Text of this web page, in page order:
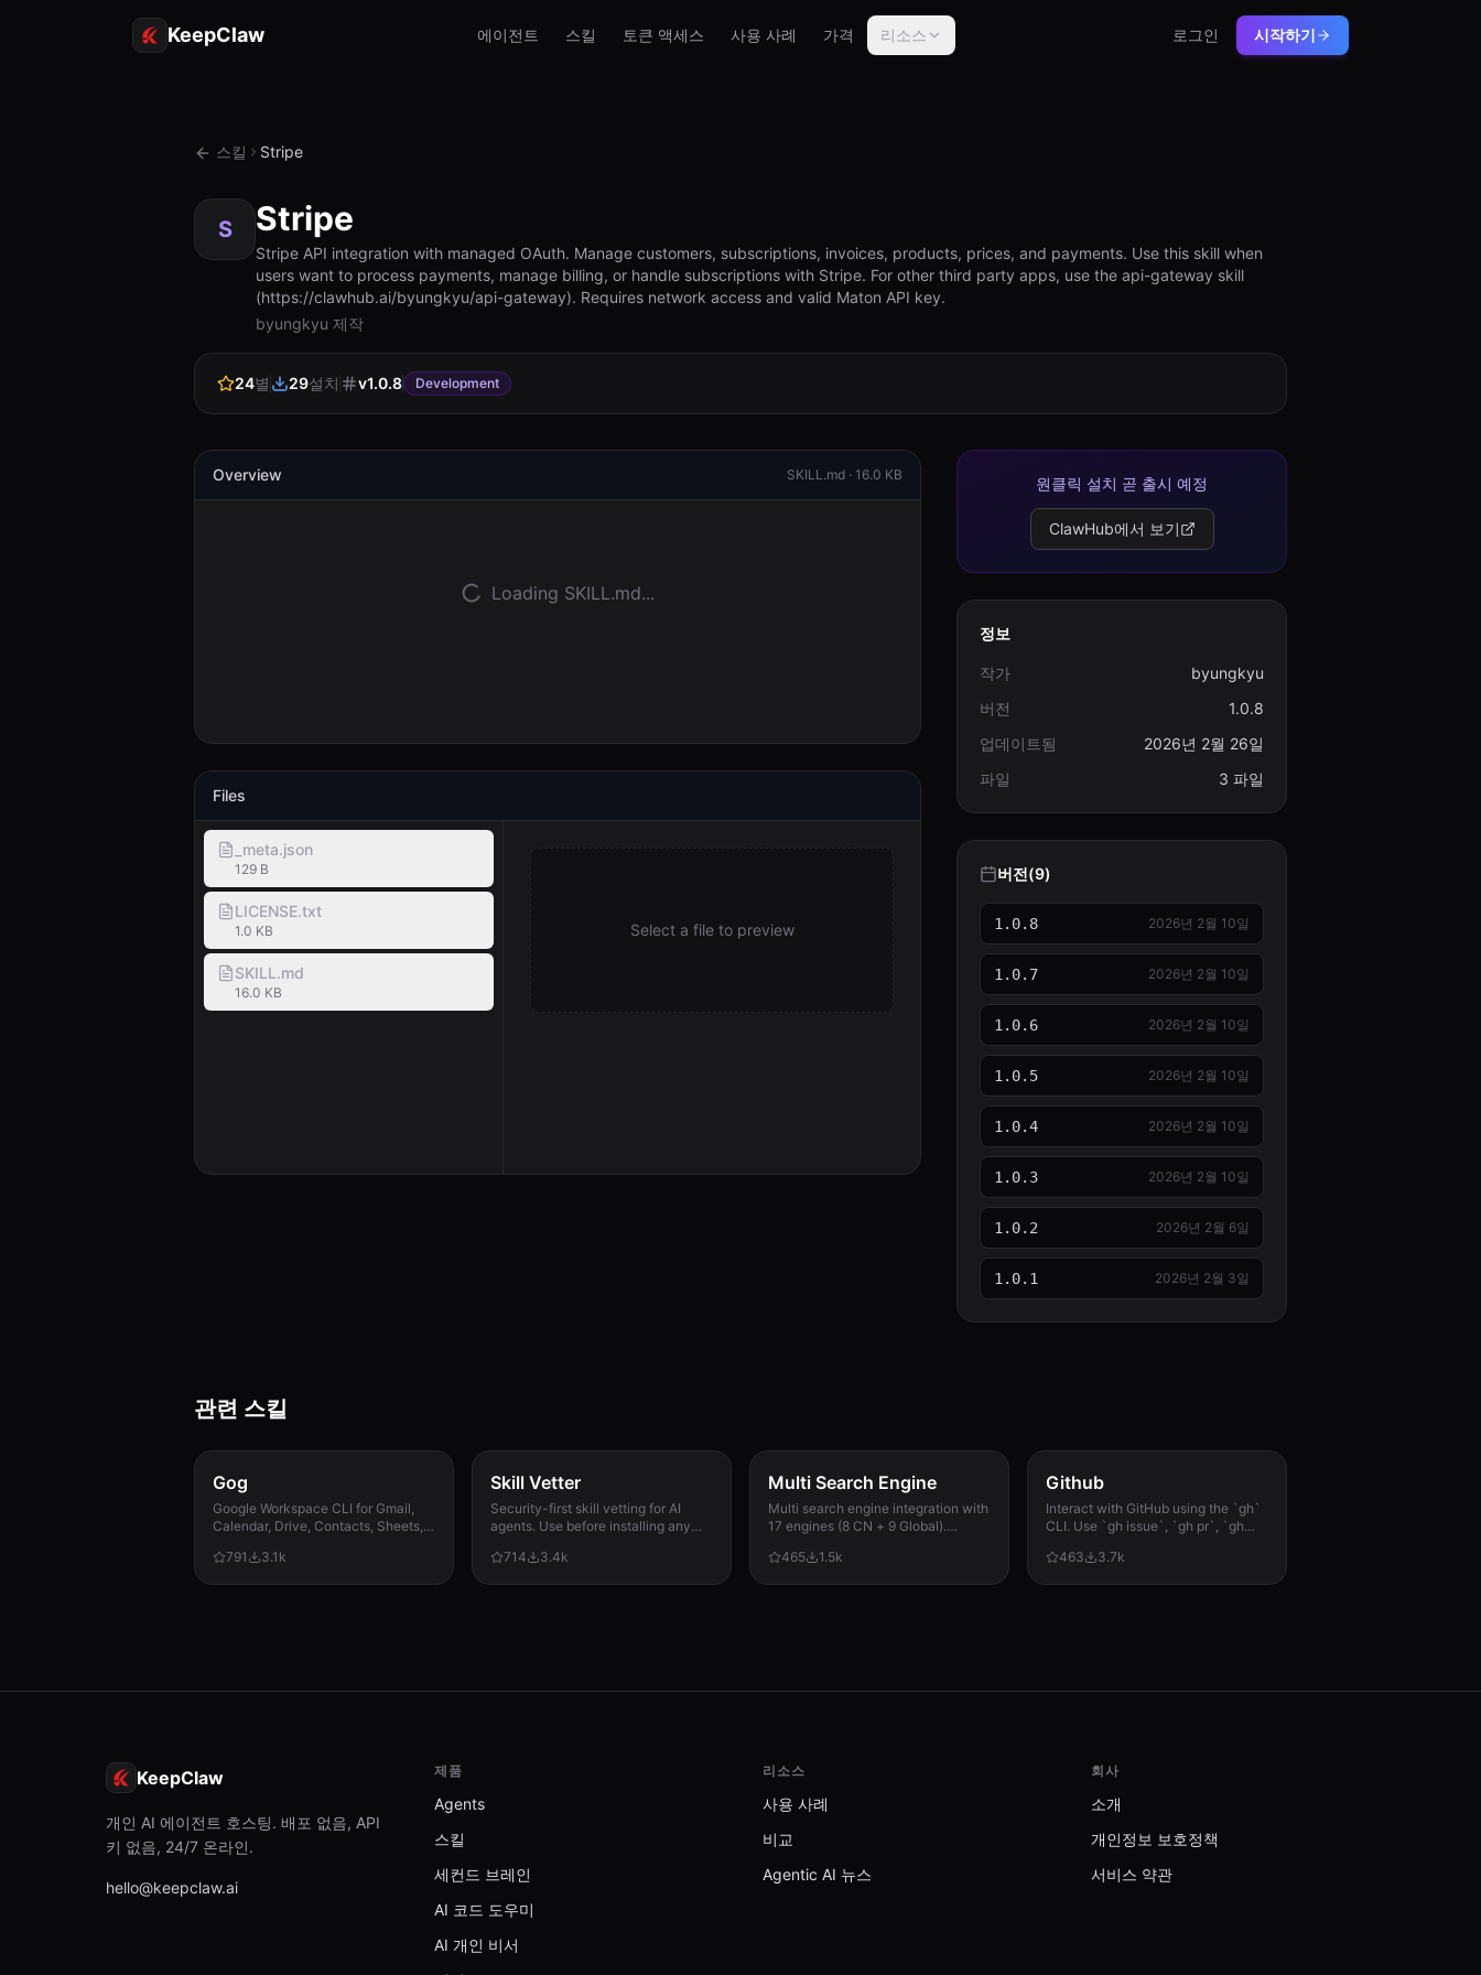
KeepClaw 에이전트 스킬 토큰 액세스 사용 사례 가격 리소스 로그인 시작하기
스킬 Stripe
S Stripe
Stripe API integration with managed OAuth. Manage customers, subscriptions, invoices, products, prices, and payments. Use this skill when
users want to process payments, manage billing, or handle subscriptions with Stripe. For other third party apps, use the api-gateway skill
(https://clawhub.ai/byungkyu/api-gateway). Requires network access and valid Maton API key.
byungkyu 제작
24별 29설치 v1.0.8 Development
Overview SKILL.md · 16.0 KB
Loading SKILL.md...
Files
_meta.json
129 B
LICENSE.txt
1.0 KB
SKILL.md
16.0 KB
Select a file to preview
원클릭 설치 곧 출시 예정
ClawHub에서 보기
정보
작가
byungkyu
버전
1.0.8
업데이트됨
2026년 2월 26일
파일
3 파일
버전(9)
1.0.8 2026년 2월 10일
1.0.7 2026년 2월 10일
1.0.6 2026년 2월 10일
1.0.5 2026년 2월 10일
1.0.4 2026년 2월 10일
1.0.3 2026년 2월 10일
1.0.2 2026년 2월 6일
1.0.1 2026년 2월 3일
관련 스킬
Gog
Google Workspace CLI for Gmail,
Calendar, Drive, Contacts, Sheets,
791
3.1k
Skill Vetter
Security-first skill vetting for AI
agents. Use before installing any
other sources. Checks for red flags,
714 3.4k
Multi Search Engine
Multi search engine integration with
17 engines (8 CN + 9 Global).
operators, time filters, site search,
465 1.5k
Github
Interact with GitHub using the `gh`
CLI. Use `gh issue`, `gh pr`, `gh
runs, and advanced queries.
463 3.7k
KeepClaw
개인 AI 에이전트 호스팅. 배포 없음, API
키 없음, 24/7 온라인.
hello@keepclaw.ai
제품
Agents
스킬
세컨드 브레인
AI 코드 도우미
AI 개인 비서
리소스
사용 사례
비교
Agentic AI 뉴스
회사
소개
개인정보 보호정책
서비스 약관